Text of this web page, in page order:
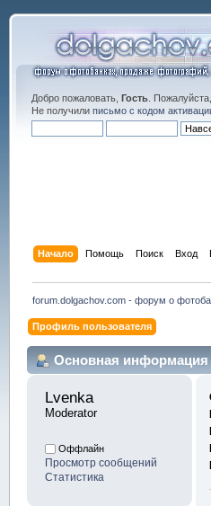
Добро пожаловать, Гость. Пожалуйста,
Не получили письмо с кодом
Начало Помощь Поиск Вход
forum.dolgachov.com - форум о
Профиль пользователя
Основная информация
Lvenka
Moderator
Оффлайн
Просмотр сообщений
Статистика